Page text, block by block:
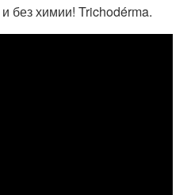
без химии! Trichodérma.